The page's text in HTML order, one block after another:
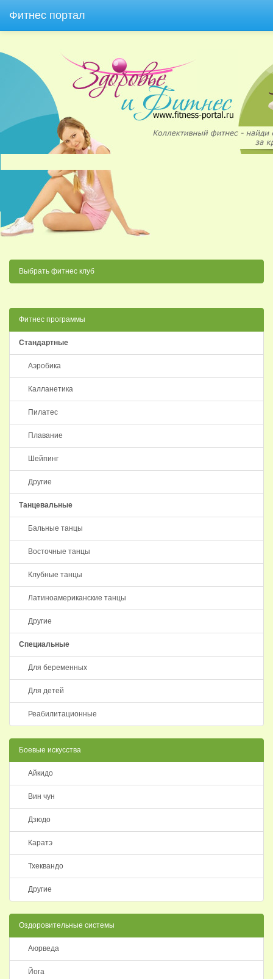
Фитнес портал
Выбрать фитнес клуб
Фитнес программы
Стандартные
Аэробика
Калланетика
Пилатес
Плавание
Шейпинг
Другие
Танцевальные
Бальные танцы
Восточные танцы
Клубные танцы
Латиноамериканские танцы
Другие
Специальные
Для беременных
Для детей
Реабилитационные
Боевые искусства
Айкидо
Вин чун
Дзюдо
Каратэ
Тхеквандо
Другие
Оздоровительные системы
Аюрведа
Йога